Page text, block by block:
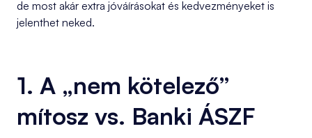
de most akár extra jóváírásokat és kedvezményeket is
jelenthet neked.
1. A „nem kötelező”
mítosz vs. Banki ÁSZF